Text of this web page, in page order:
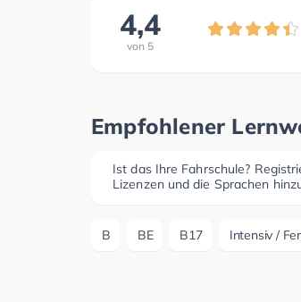
4,4
von 5
Empfohlener
Ist das Ihre Fahrschule?
Lizenzen und die Sprachen
B BE B17 Intensiv /